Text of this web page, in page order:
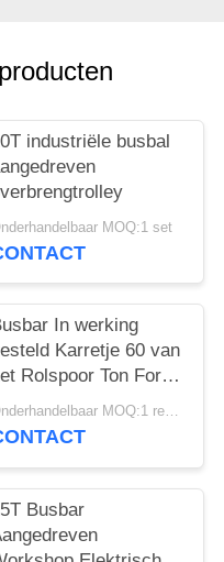
industriële busbal
MOQ:1 set
In werking
Karretje 60 van
Rolspoor Ton For
Onderhandelbaar MOQ:1 reeks
Busbar